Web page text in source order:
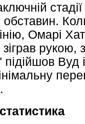
обставин.
Омарі
рукою,
підійшов